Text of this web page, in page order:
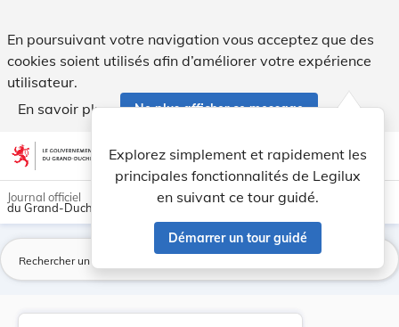
En poursuivant votre navigation vous acceptez que des
cookies soient utilisés afin d’améliorer votre expérience
utilisateur.
En savoir plus
Ne plus afficher ce message
Aller au contenu account_circle help Aide
Explorez simplement et rapidement les
principales fonctionnalités de Legilux
en suivant ce tour guidé.
Démarrer un tour guidé
light_mode dark_mode
Journal officiel
du Grand-Duché de Luxembourg